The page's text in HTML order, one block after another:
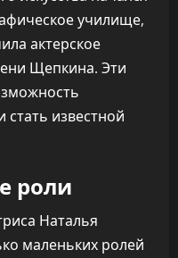
училище,
актерское
Щепкина. Эти
стать известной
роли
Наталья
маленьких ролей